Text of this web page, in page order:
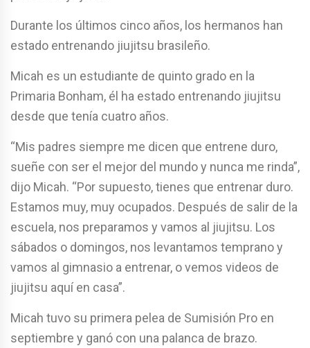
Durante los últimos cinco años, los hermanos han
estado entrenando jiujitsu brasileño.
Micah es un estudiante de quinto grado en la
Primaria Bonham, él ha estado entrenando jiujitsu
desde que tenía cuatro años.
“Mis padres siempre me dicen que entrene duro,
sueñe con ser el mejor del mundo y nunca me rinda”,
dijo Micah. “Por supuesto, tienes que entrenar duro.
Estamos muy, muy ocupados. Después de salir de la
escuela, nos preparamos y vamos al jiujitsu. Los
sábados o domingos, nos levantamos temprano y
vamos al gimnasio a entrenar, o vemos videos de
jiujitsu aquí en casa”.
Micah tuvo su primera pelea de Sumisión Pro en
septiembre y ganó con una palanca de brazo.